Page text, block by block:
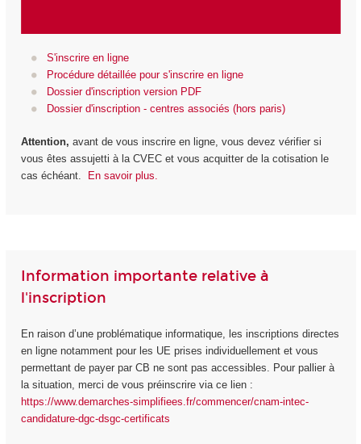
S'inscrire en ligne
Procédure détaillée pour s'inscrire en ligne
Dossier d'inscription version PDF
Dossier d'inscription - centres associés (hors paris)
Attention, avant de vous inscrire en ligne, vous devez vérifier si
vous êtes assujetti à la CVEC et vous acquitter de la cotisation le
cas échéant.
En savoir plus.
Information importante relative à
l'inscription
En raison d’une problématique informatique, les inscriptions directes
en ligne notamment pour les UE prises individuellement et vous
permettant de payer par CB ne sont pas accessibles. Pour pallier à
la situation, merci de vous préinscrire via ce lien :
https://www.demarches-simplifiees.fr/commencer/cnam-intec-
candidature-dgc-dsgc-certificats